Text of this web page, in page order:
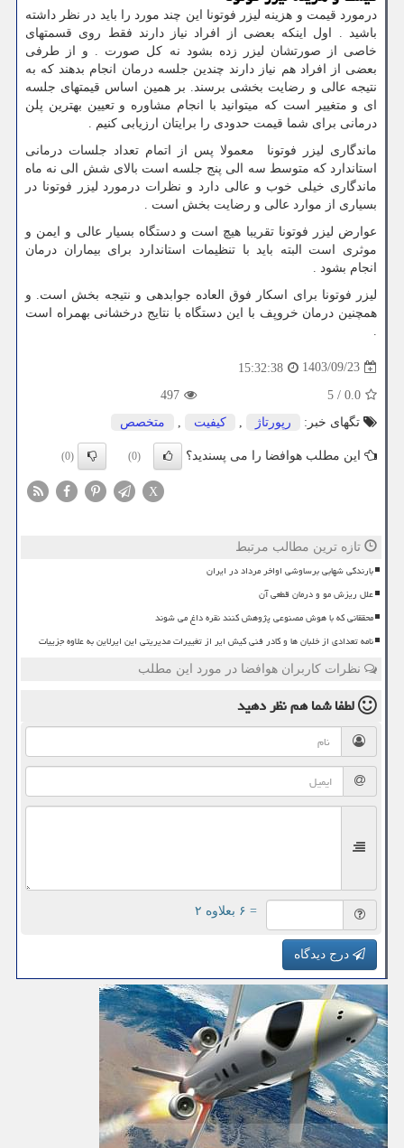
درمورد قیمت و هزینه لیزر فوتونا این چند مورد را باید در نظر داشته
باشید . اول اینکه بعضی از افراد نیاز دارند فقط روی قسمتهای
خاصی از صورتشان لیزر زده بشود نه کل صورت . و از طرفی
بعضی از افراد هم نیاز دارند چندین جلسه درمان انجام بدهند که به
نتیجه عالی و رضایت بخشی برسند. بر همین اساس قیمتهای جلسه
ای و متغییر است که میتوانید با انجام مشاوره و تعیین بهترین پلن
درمانی برای شما قیمت حدودی را برایتان ارزیابی کنیم .
ماندگاری لیزر فوتونا معمولا پس از اتمام تعداد جلسات درمانی
استاندارد که متوسط سه الی پنج جلسه است بالای شش الی نه ماه
ماندگاری خیلی خوب و عالی دارد و نظرات درمورد لیزر فوتونا در
بسیاری از موارد عالی و رضایت بخش است .
عوارض لیزر فوتونا تقریبا هیچ است و دستگاه بسیار عالی و ایمن و
موثری است البته باید با تنظیمات استاندارد برای بیماران درمان
انجام بشود .
لیزر فوتونا برای اسکار فوق العاده جوابدهی و نتیجه بخش است. و
همچنین درمان خروپف با این دستگاه با نتایج درخشانی بهمراه است
.
1403/09/23
15:32:38
0.0
/
5
497
تگهای خبر:
رپورتاژ , كیفیت , متخصص
این مطلب هوافضا را می پسندید؟ (0)
(0)
X
تازه ترین مطالب مرتبط
بارندگی شهابی برساوشی اواخر مرداد در ایران
علل ریزش مو و درمان قطعی آن
محققانی که با هوش مصنوعی پژوهش کنند نقره داغ می شوند
نامه تعدادی از خلبان ها و کادر فنی کیش ایر از تغییرات مدیریتی این ایرلاین به علاوه جزییات
نظرات کاربران هوافضا در مورد این مطلب
لطفا شما همنظر دهید
= ۶ بعلاوه ۲
درج دیدگاه